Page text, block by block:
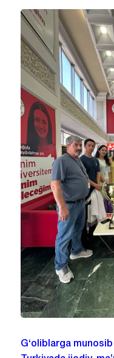
G‘oliblarga